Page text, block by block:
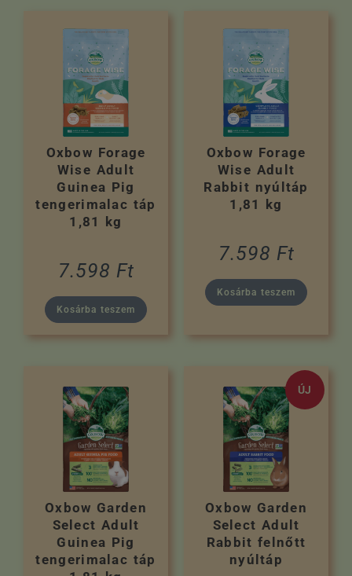
Oxbow Forage
Wise Adult
Guinea Pig
tengerimalac táp
1,81 kg
7.598 Ft
Kosárba teszem
Oxbow Forage
Wise Adult
Rabbit nyúltáp
1,81 kg
7.598 Ft
Kosárba teszem
Oxbow Garden
Select Adult
Guinea Pig
tengerimalac táp
ÚJ
Oxbow Garden
Select Adult
Rabbit felnőtt
nyúltáp